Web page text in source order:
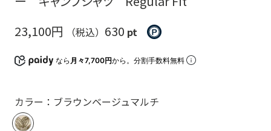
23,100円
（税込） 630 pt
なら 月々7,700円から。分割手数料無料
カラー：ブラウンベージュマルチ